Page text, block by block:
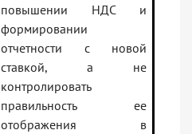
повышении НДС и
формировании
отчетности с новой
ставкой, а не
контролировать
правильность ее
отображения в